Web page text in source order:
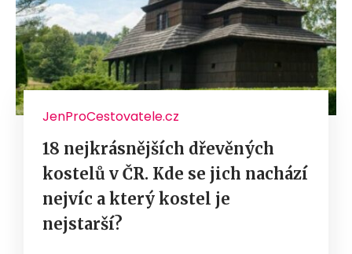
JenProCestovatele.cz
18 nejkrásnějších dřevěných
kostelů v ČR. Kde se jich nachází
nejvíc a který kostel je
nejstarší?